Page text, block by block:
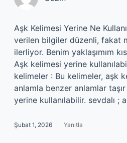
Aşk Kelimesi Yerine Ne
verilen bilgiler düzenli, fakat
ilerliyor. Benim yaklaşımım
Aşk kelimesi yerine
kelimeler : Bu kelimeler, aşk
anlamla benzer anlamlar
yerine kullanılabilir. sevdalı ;
Şubat 1, 2026 Yanıtla